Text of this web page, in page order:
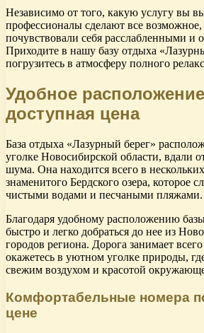
Независимо от того, какую услугу вы
профессионалы сделают все
почувствовали себя расслабленными и
Приходите в нашу базу отдыха
погрузитесь в атмосферу полного
Удобное
доступная цена
База отдыха «Лазурный берег»
уголке Новосибирской области, вдали
шума. Она находится всего в
знаменитого Бердского озера, которое
чистыми водами и песчаными пляжами.
Благодаря удобному расположению
быстро и легко добраться до нее из
городов региона. Дорога занимает
окажетесь в уютном уголке природы,
свежим воздухом и красотой
Комфортабельные номера
цене